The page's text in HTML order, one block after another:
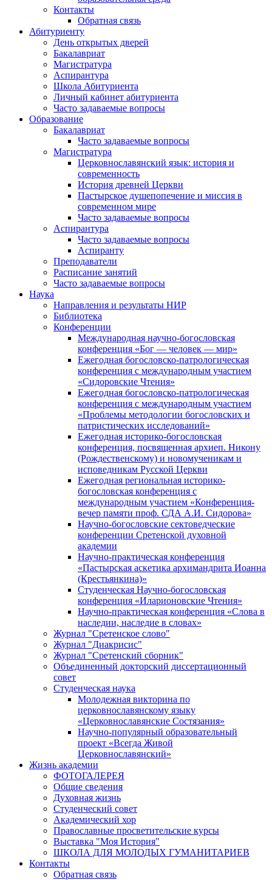
Контакты
Обратная связь
Абитуриенту
День открытых дверей
Бакалавриат
Магистратура
Аспирантура
Школа Абитуриента
Личный кабинет абитуриента
Часто задаваемые вопросы
Образование
Бакалавриат
Часто задаваемые вопросы
Магистратура
Церковнославянский язык: история и
современность
История древней Церкви
Пастырское душепопечение и миссия в
современном мире
Часто задаваемые вопросы
Аспирантура
Часто задаваемые вопросы
Аспиранту
Преподаватели
Расписание занятий
Часто задаваемые вопросы
Наука
Направления и результаты НИР
Библиотека
Конференции
Международная научно-богословская
конференция «Бог — человек — мир»
Ежегодная богословско-патрологическая
конференция с международным участием
«Сидоровские Чтения»
Ежегодная богословско-патрологическая
конференция с международным участием
«Проблемы методологии богословских и
патристических исследований»
Ежегодная историко-богословская
конференция, посвященная архиеп. Никону
(Рождественскому) и новомученикам и
исповедникам Русской Церкви
Ежегодная региональная историко-
богословская конференция с
международным участием «Конференция-
вечер памяти проф. СДА А.И. Сидорова»
Научно-богословские сектоведческие
конференции Сретенской духовной
академии
Научно-практическая конференция
«Пастырская аскетика архимандрита Иоанна
(Крестьянкина)»
Студенческая Научно-богословская
конференция «Иларионовские Чтения»
Научно-практическая конференция «Cлова в
наследии, наследие в словах»
Журнал "Сретенское слово"
Журнал "Диакрисис"
Журнал "Сретенский сборник"
Объединенный докторский диссертационный
совет
Студенческая наука
Молодежная викторина по
церковнославянскому языку
«Церковнославянские Состязания»
Научно-популярный образовательный
проект «Всегда Живой
Церковнославянский»
Жизнь академии
ФОТОГАЛЕРЕЯ
Общие сведения
Духовная жизнь
Студенческий совет
Академический хор
Православные просветительские курсы
Выставка "Моя История"
ШКОЛА ДЛЯ МОЛОДЫХ ГУМАНИТАРИЕВ
Контакты
Обратная связь